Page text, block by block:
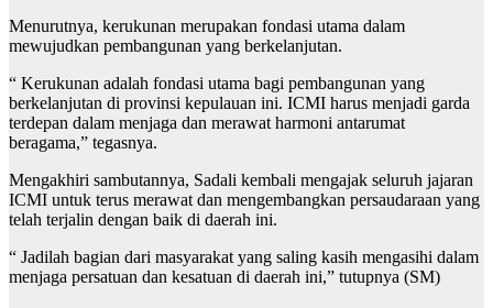
Menurutnya, kerukunan merupakan fondasi utama dalam
mewujudkan pembangunan yang berkelanjutan.
“ Kerukunan adalah fondasi utama bagi pembangunan yang
berkelanjutan di provinsi kepulauan ini. ICMI harus menjadi garda
terdepan dalam menjaga dan merawat harmoni antarumat
beragama,” tegasnya.
Mengakhiri sambutannya, Sadali kembali mengajak seluruh jajaran
ICMI untuk terus merawat dan mengembangkan persaudaraan yang
telah terjalin dengan baik di daerah ini.
“ Jadilah bagian dari masyarakat yang saling kasih mengasihi dalam
menjaga persatuan dan kesatuan di daerah ini,” tutupnya (SM)